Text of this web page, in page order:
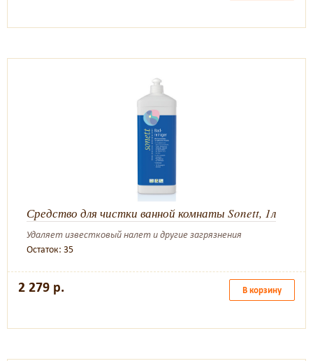
Средство для чистки ванной комнаты Sonett, 1л
Удаляет известковый налет и другие загрязнения
Остаток: 35
2 279 р. В корзину